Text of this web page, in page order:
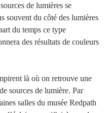
de lumières se
souvent du côté des lumières
du temps ce type
des résultats de couleurs
là où on retrouve une
sources de lumière. Par
salles du musée Redpath